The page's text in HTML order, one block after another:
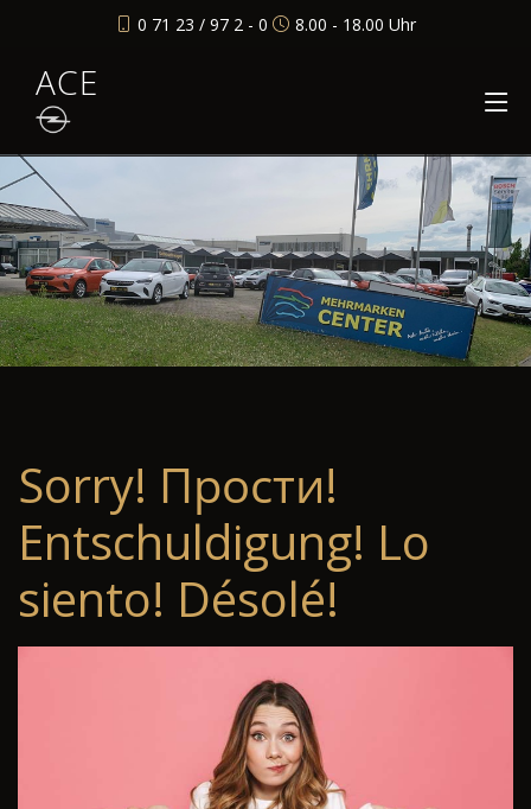
0 71 23 / 97 2 - 0 8.00 - 18.00 Uhr
ACE
Sorry! Прости!
Entschuldigung! Lo
siento! Désolé!